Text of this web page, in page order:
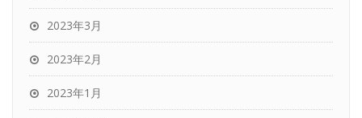
2023年3月
2023年2月
2023年1月